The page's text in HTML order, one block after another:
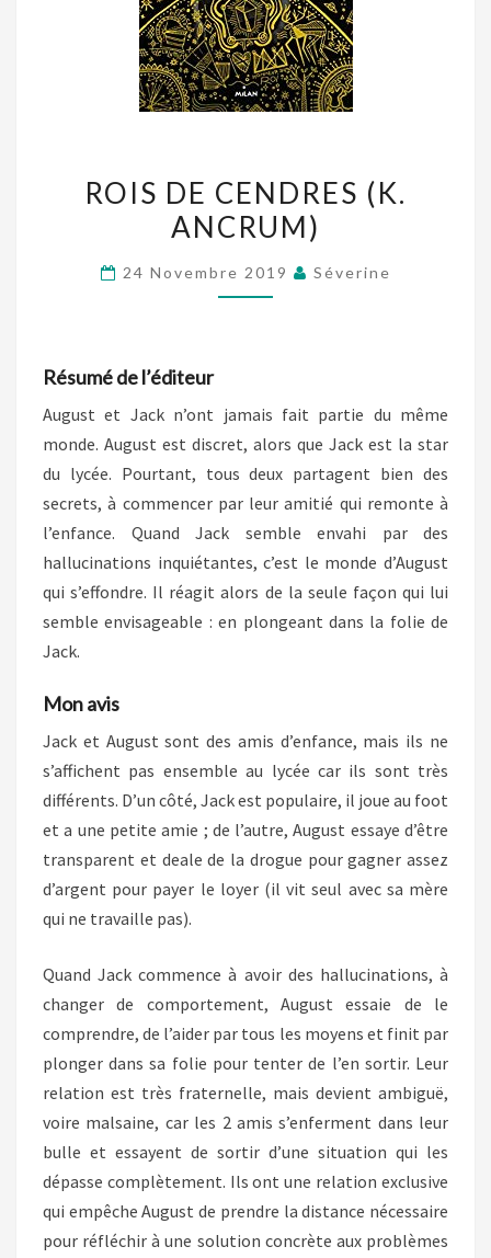
DE
CENDRES
ANCRUM)
ROIS DE CENDRES (K.
ANCRUM)
24 Novembre 2019 Séverine
Résumé de l’éditeur
August et Jack n’ont jamais fait partie du même
monde. August est discret, alors que Jack est la star
du lycée. Pourtant, tous deux partagent bien des
secrets, à commencer par leur amitié qui remonte à
l’enfance. Quand Jack semble envahi par des
hallucinations inquiétantes, c’est le monde d’August
qui s’effondre. Il réagit alors de la seule façon qui lui
semble envisageable : en plongeant dans la folie de
Jack.
Mon avis
Jack et August sont des amis d’enfance, mais ils ne
s’affichent pas ensemble au lycée car ils sont très
différents. D’un côté, Jack est populaire, il joue au foot
et a une petite amie ; de l’autre, August essaye d’être
transparent et deale de la drogue pour gagner assez
d’argent pour payer le loyer (il vit seul avec sa mère
qui ne travaille pas).
Quand Jack commence à avoir des hallucinations, à
changer de comportement, August essaie de le
comprendre, de l’aider par tous les moyens et finit par
plonger dans sa folie pour tenter de l’en sortir. Leur
relation est très fraternelle, mais devient ambiguë,
voire malsaine, car les 2 amis s’enferment dans leur
bulle et essayent de sortir d’une situation qui les
dépasse complètement. Ils ont une relation exclusive
qui empêche August de prendre la distance nécessaire
pour réfléchir à une solution concrète aux problèmes